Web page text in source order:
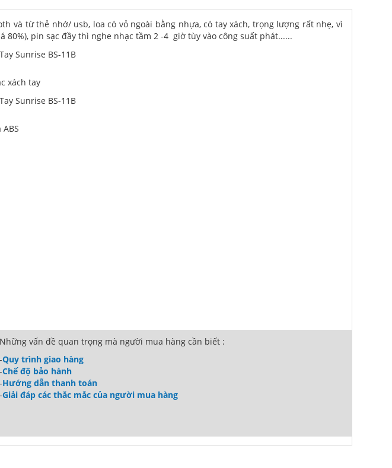
và từ thẻ nhớ/ usb, loa có vỏ ngoài bằng nhựa, có tay xách, trọng lượng rất nhẹ, vì
pin sạc đầy thì nghe nhạc tầm 2 -4 giờ tùy vào công suất phát......
xách tay
Những vấn đề quan trọng mà người mua hàng cần biết :
-Quy trình giao hàng
-Chế độ bảo hành
-Hướng dẫn thanh toán
-Giải đáp các thắc mắc của người mua hàng